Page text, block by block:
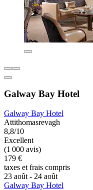
Galway Bay Hotel
Galway Bay Hotel
Attithomasrevagh
8,8/10
Excellent
(1 000 avis)
179 €
taxes et frais compris
23 août - 24 août
Galway Bay Hotel